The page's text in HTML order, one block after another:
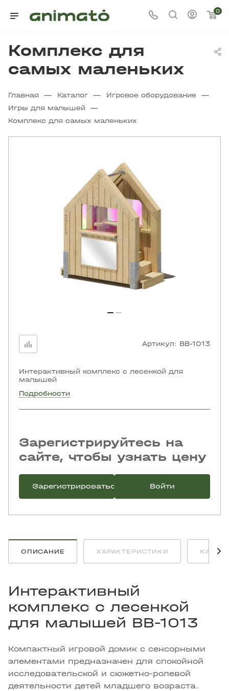
0
Комплекс для
самых маленьких
Главная — Каталог — Игровое оборудование —
Игры для малышей —
Комплекс для самых маленьких
Артикул: BB-1013
Интерактивный комплекс с лесенкой для
малышей
Подробности
Зарегистрируйтесь на
сайте, чтобы узнать цену
Зарегистрироваться Войти
ОПИСАНИЕ ХАРАКТЕРИСТИКИ КАК
Интерактивный
комплекс с лесенкой
для малышей BB-1013
Компактный игровой домик с сенсорными
элементами предназначен для спокойной
исследовательской и сюжетно-ролевой
деятельности детей младшего возраста.